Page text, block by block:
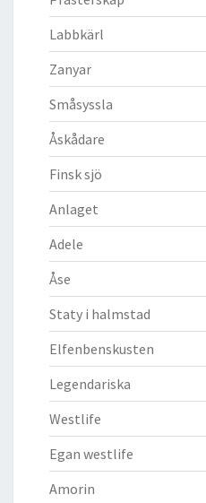
Labbkärl
Zanyar
Småsyssla
Åskådare
Finsk sjö
Anlaget
Adele
Åse
Staty i halmstad
Elfenbenskusten
Legendariska
Westlife
Egan westlife
Amorin